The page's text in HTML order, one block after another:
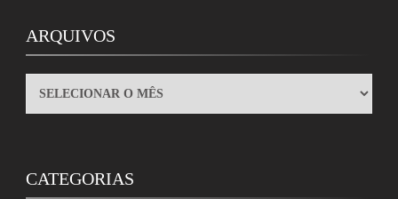
ARQUIVOS
ARQUIVOS
CATEGORIAS